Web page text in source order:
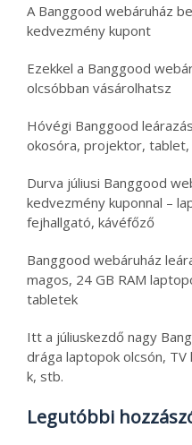
A Banggood webáruház
kedvezmény kupont
Ezekkel a Banggood
olcsóbban vásárolhatsz
Hóvégi Banggood
okosóra, projektor,
Durva júliusi Banggood
kedvezmény kuponnal –
fejhallgató, kávéfőző
Banggood webáruház
magos, 24 GB RAM
tabletek
Itt a júliuskezdő nagy
drága laptopok olcsón, TV
k, stb.
Legutóbbi